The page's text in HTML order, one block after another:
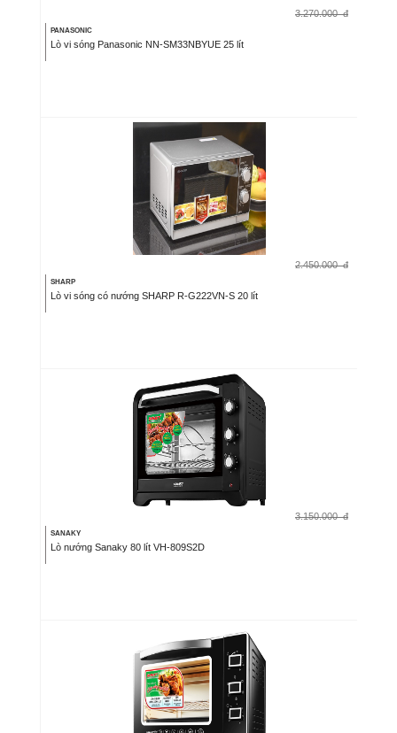
3.270.000 đ
PANASONIC
Lò vi sóng Panasonic NN-SM33NBYUE 25 lít
2.450.000 đ
SHARP
Lò vi sóng có nướng SHARP R-G222VN-S 20 lít
3.150.000 đ
SANAKY
Lò nướng Sanaky 80 lít VH-809S2D